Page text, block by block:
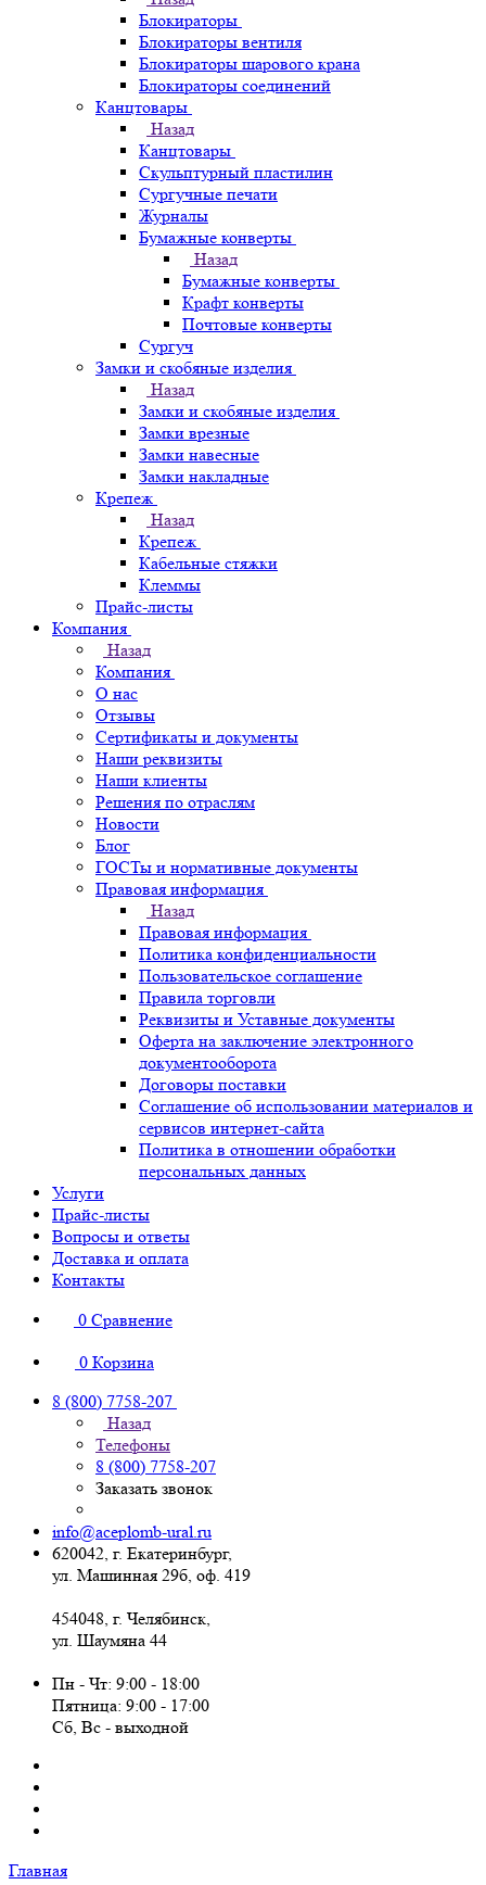
Блокираторы
Блокираторы вентиля
Блокираторы шарового крана
Блокираторы соединений
Канцтовары
Назад
Канцтовары
Скульптурный пластилин
Сургучные печати
Журналы
Бумажные конверты
Назад
Бумажные конверты
Крафт конверты
Почтовые конверты
Сургуч
Замки и скобяные изделия
Назад
Замки и скобяные изделия
Замки врезные
Замки навесные
Замки накладные
Крепеж
Назад
Крепеж
Кабельные стяжки
Клеммы
Прайс-листы
Компания
Назад
Компания
О нас
Отзывы
Сертификаты и документы
Наши реквизиты
Наши клиенты
Решения по отраслям
Новости
Блог
ГОСТы и нормативные документы
Правовая информация
Назад
Правовая информация
Политика конфиденциальности
Пользовательское соглашение
Правила торговли
Реквизиты и Уставные документы
Оферта на заключение электронного
документооборота
Договоры поставки
Соглашение об использовании материалов и
сервисов интернет-сайта
Политика в отношении обработки
персональных данных
Услуги
Прайс-листы
Вопросы и ответы
Доставка и оплата
Контакты
0 Сравнение
0 Корзина
8 (800) 7758-207
Назад
Телефоны
8 (800) 7758-207
Заказать звонок
info@aceplomb-ural.ru
620042, г. Екатеринбург,
ул. Машинная 29б, оф. 419
454048, г. Челябинск,
ул. Шаумяна 44
Пн - Чт: 9:00 - 18:00
Пятница: 9:00 - 17:00
Сб, Вc - выходной
Главная